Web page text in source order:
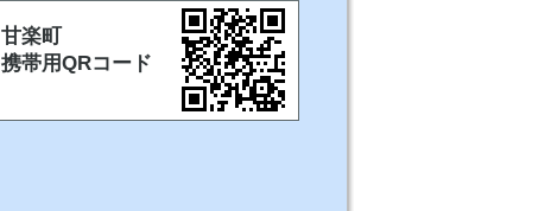
甘楽町
携帯用QRコード